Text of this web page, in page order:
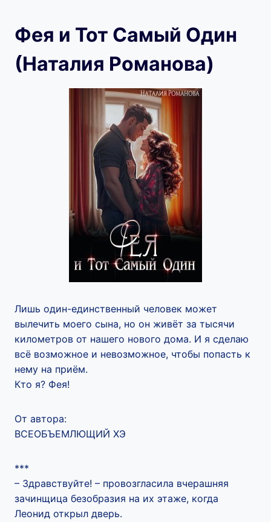
Фея и Тот Самый Один
(Наталия Романова)
Лишь один-единственный человек может
вылечить моего сына, но он живёт за тысячи
километров от нашего нового дома. И я сделаю
всё возможное и невозможное, чтобы попасть к
нему на приём.
Кто я? Фея!
От автора:
ВСЕОБЪЕМЛЮЩИЙ ХЭ
***
– Здравствуйте! – провозгласила вчерашняя
зачинщица безобразия на их этаже, когда
Леонид открыл дверь.